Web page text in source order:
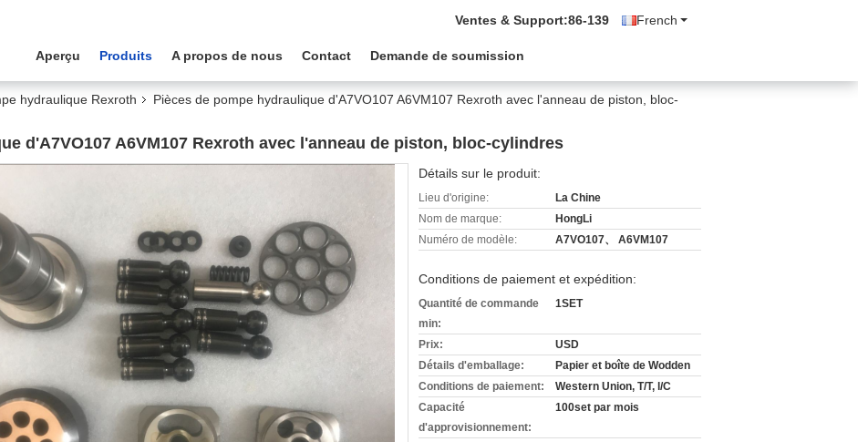
French
Ventes & Support:86-139
Aperçu Produits A propos de nous Contact Demande de soumission
hydraulique Rexroth
Pièces de pompe hydraulique d'A7VO107 A6VM107 Rexroth avec l'anneau de piston, bloc-
d'A7VO107 A6VM107 Rexroth avec l'anneau de piston, bloc-cylindres
Détails sur le produit:
Lieu d'origine:
La Chine
Nom de marque:
HongLi
Numéro de modèle:
A7VO107、 A6VM107
Conditions de paiement et expédition:
Quantité de commande
min:
1SET
Prix:
USD
Détails d'emballage:
Papier et boîte de Wodden
Conditions de paiement:
Western Union, T/T, l/C
Capacité
d'approvisionnement:
100set par mois